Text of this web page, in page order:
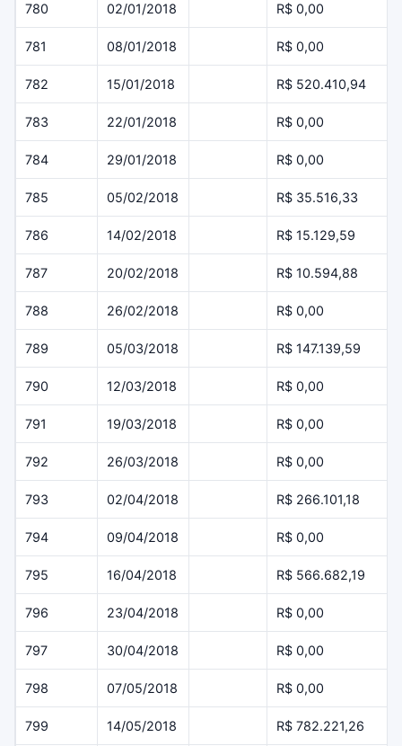
780 02/01/2018 R$ 0,00
781 08/01/2018 R$ 0,00
782 15/01/2018 R$ 520.410,94
783 22/01/2018 R$ 0,00
784 29/01/2018 R$ 0,00
785 05/02/2018 R$ 35.516,33
786 14/02/2018 R$ 15.129,59
787 20/02/2018 R$ 10.594,88
788 26/02/2018 R$ 0,00
789 05/03/2018 R$ 147.139,59
790 12/03/2018 R$ 0,00
791 19/03/2018 R$ 0,00
792 26/03/2018 R$ 0,00
793 02/04/2018 R$ 266.101,18
794 09/04/2018 R$ 0,00
795 16/04/2018 R$ 566.682,19
796 23/04/2018 R$ 0,00
797 30/04/2018 R$ 0,00
798 07/05/2018 R$ 0,00
799 14/05/2018 R$ 782.221,26